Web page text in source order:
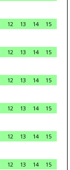
12 13 14
15
12 13 14
15
12 13 14
15
12 13 14
15
12 13 14
15
12 13 14
15